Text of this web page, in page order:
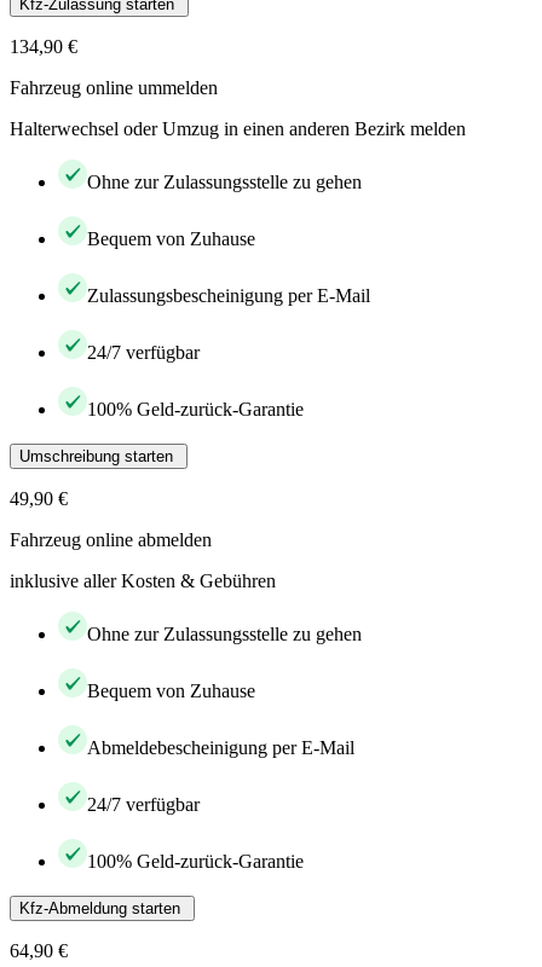
Kfz-Zulassung starten
134,90 €
Fahrzeug online ummelden
Halterwechsel oder Umzug in einen anderen Bezirk melden
Ohne zur Zulassungsstelle zu gehen
Bequem von Zuhause
Zulassungsbescheinigung per E-Mail
24/7 verfügbar
100% Geld-zurück-Garantie
Umschreibung starten
49,90 €
Fahrzeug online abmelden
inklusive aller Kosten & Gebühren
Ohne zur Zulassungsstelle zu gehen
Bequem von Zuhause
Abmeldebescheinigung per E-Mail
24/7 verfügbar
100% Geld-zurück-Garantie
Kfz-Abmeldung starten
64,90 €